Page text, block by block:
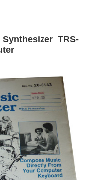
Synthesizer TRS-